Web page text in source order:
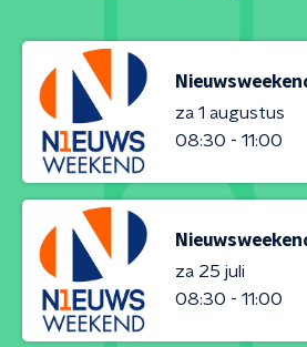
za 1 augustus
08:30 - 11:00
za 25 juli
08:30 - 11:00